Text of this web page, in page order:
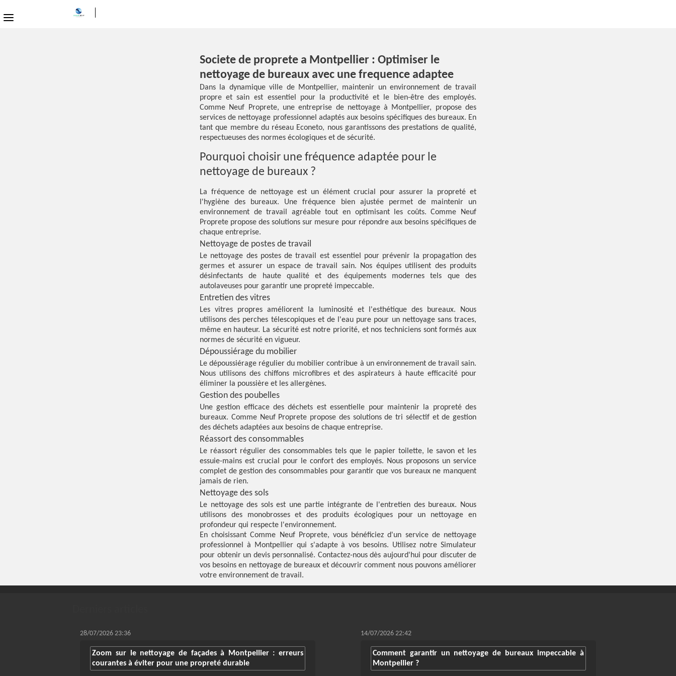
Societe de proprete a Montpellier : Optimiser le
nettoyage de bureaux avec une frequence adaptee
Dans la dynamique ville de Montpellier, maintenir un environnement de travail
propre et sain est essentiel pour la productivité et le bien-être des employés.
Comme Neuf Proprete, une entreprise de nettoyage à Montpellier, propose des
services de nettoyage professionnel adaptés aux besoins spécifiques des bureaux. En
tant que membre du réseau Econeto, nous garantissons des prestations de qualité,
respectueuses des normes écologiques et de sécurité.
Pourquoi choisir une fréquence adaptée pour le
nettoyage de bureaux ?
La fréquence de nettoyage est un élément crucial pour assurer la propreté et
l'hygiène des bureaux. Une fréquence bien ajustée permet de maintenir un
environnement de travail agréable tout en optimisant les coûts. Comme Neuf
Proprete propose des solutions sur mesure pour répondre aux besoins spécifiques de
chaque entreprise.
Nettoyage de postes de travail
Le nettoyage des postes de travail est essentiel pour prévenir la propagation des
germes et assurer un espace de travail sain. Nos équipes utilisent des produits
désinfectants de haute qualité et des équipements modernes tels que des
autolaveuses pour garantir une propreté impeccable.
Entretien des vitres
Les vitres propres améliorent la luminosité et l'esthétique des bureaux. Nous
utilisons des perches télescopiques et de l'eau pure pour un nettoyage sans traces,
même en hauteur. La sécurité est notre priorité, et nos techniciens sont formés aux
normes de sécurité en vigueur.
Dépoussiérage du mobilier
Le dépoussiérage régulier du mobilier contribue à un environnement de travail sain.
Nous utilisons des chiffons microfibres et des aspirateurs à haute efficacité pour
éliminer la poussière et les allergènes.
Gestion des poubelles
Une gestion efficace des déchets est essentielle pour maintenir la propreté des
bureaux. Comme Neuf Proprete propose des solutions de tri sélectif et de gestion
des déchets adaptées aux besoins de chaque entreprise.
Réassort des consommables
Le réassort régulier des consommables tels que le papier toilette, le savon et les
essuie-mains est crucial pour le confort des employés. Nous proposons un service
complet de gestion des consommables pour garantir que vos bureaux ne manquent
jamais de rien.
Nettoyage des sols
Le nettoyage des sols est une partie intégrante de l'entretien des bureaux. Nous
utilisons des monobrosses et des produits écologiques pour un nettoyage en
profondeur qui respecte l'environnement.
En choisissant Comme Neuf Proprete, vous bénéficiez d'un service de nettoyage
professionnel à Montpellier qui s'adapte à vos besoins. Utilisez notre Simulateur
pour obtenir un devis personnalisé. Contactez-nous dès aujourd'hui pour discuter de
vos besoins en nettoyage de bureaux et découvrir comment nous pouvons améliorer
votre environnement de travail.
28/07/2026 23:36
Zoom sur le nettoyage de façades à Montpellier : erreurs
courantes à éviter pour une propreté durable
14/07/2026 22:42
Comment garantir un nettoyage de bureaux impeccable à
Montpellier ?